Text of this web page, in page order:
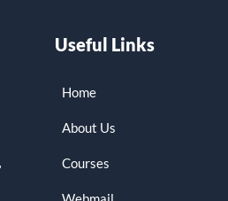
Useful Links
Home
About Us
Courses